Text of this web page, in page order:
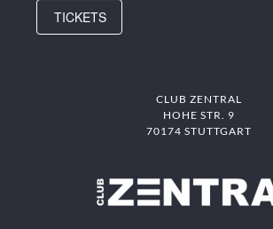
TICKETS
CLUB ZENTRAL
HOHE STR. 9
70174 STUTTGART